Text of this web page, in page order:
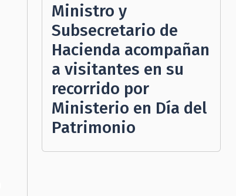
Ministro y
Subsecretario de
Hacienda acompañan
a visitantes en su
recorrido por
Ministerio en Día del
Patrimonio